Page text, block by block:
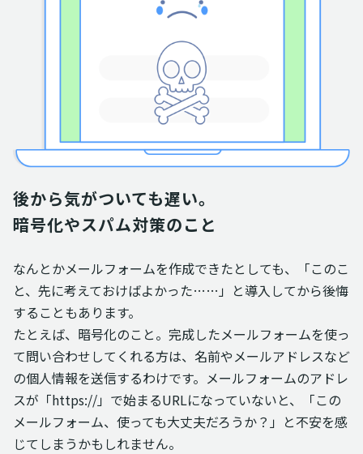
後から気がついても遅い。
暗号化やスパム対策のこと
なんとかメールフォームを作成できたとしても、「このこ
と、先に考えておけばよかった……」と導入してから後悔
することもあります。
たとえば、暗号化のこと。完成したメールフォームを使っ
て問い合わせしてくれる方は、名前やメールアドレスなど
の個人情報を送信するわけです。メールフォームのアドレ
スが「https://」で始まるURLになっていないと、「この
メールフォーム、使っても大丈夫だろうか？」と不安を感
じてしまうかもしれません。